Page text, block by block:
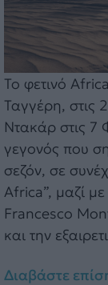
Το φετινό
Ταγγέρη, στις
Ντακάρ στις 7
γεγονός που
σεζόν, σε
Africa”, μαζί
Francesco
και την
Διαβάστε